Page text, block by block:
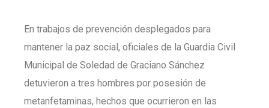
En trabajos de prevención desplegados para
mantener la paz social, oficiales de la Guardia Civil
Municipal de Soledad de Graciano Sánchez
detuvieron a tres hombres por posesión de
metanfetaminas, hechos que ocurrieron en las